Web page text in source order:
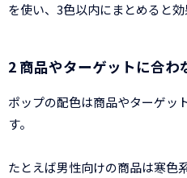
を使い、3色以内にまとめると効
2 商品やターゲットに合わ
ポップの配色は商品やターゲッ
す。
たとえば男性向けの商品は寒色